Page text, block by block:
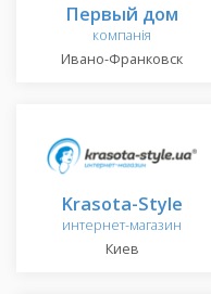
Первый дом
компанія
Ивано-Франковск
Krasota-Style
интернет-магазин
Киев